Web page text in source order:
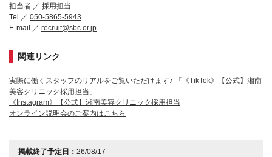
担当者 ／ 採用担当
Tel ／ 050-5865-5943
E-mail ／ recruit@sbc.or.jp
関連リンク
実際に働くスタッフのリアルをご覧いただけます♪ 「《TikTok》【公式】湘南
美容クリニック採用担当」
《Instagram》【公式】湘南美容クリニック採用担当
オンライン説明会のご案内はこちら
掲載終了予定日： 26/08/17